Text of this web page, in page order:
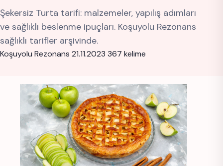
Şekersiz Turta tarifi: malzemeler, yapılış adımları
ve sağlıklı beslenme ipuçları. Koşuyolu Rezonans
sağlıklı tarifler arşivinde.
Koşuyolu Rezonans 21.11.2023 367 kelime